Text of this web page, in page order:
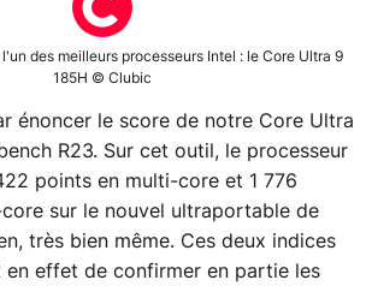
l'un des meilleurs processeurs Intel : le Core Ultra 9
185H © Clubic
énoncer le score de notre Core Ultra
R23. Sur cet outil, le processeur
points en multi-core et 1 776
sur le nouvel ultraportable de
très bien même. Ces deux indices
en effet de confirmer en partie les